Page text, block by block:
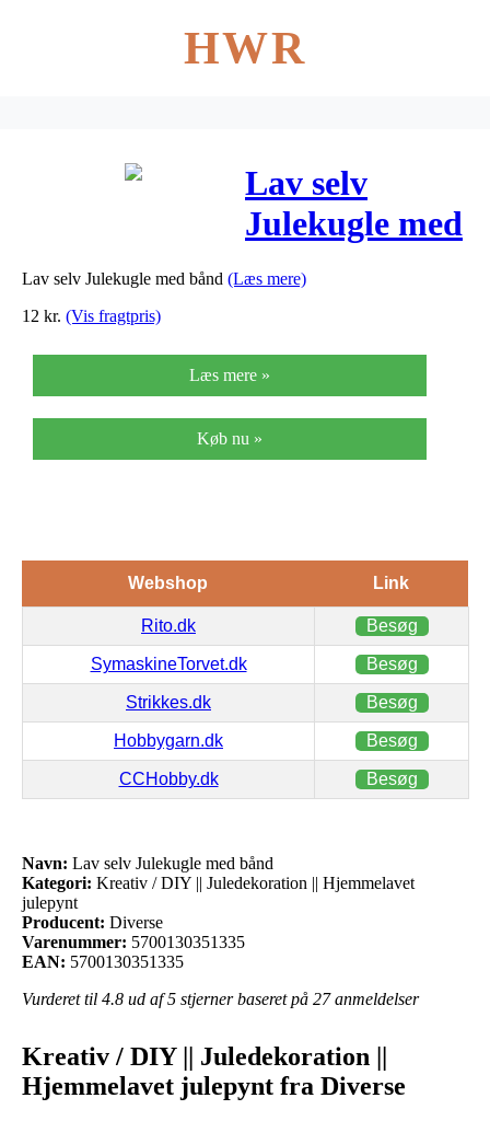
HWR
Lav selv
Julekugle med
bånd
Lav selv Julekugle med bånd (Læs mere)
12 kr. (Vis fragtpris)
Læs mere »
Køb nu »
Webshop Link
Rito.dk Besøg
SymaskineTorvet.dk Besøg
Strikkes.dk Besøg
Hobbygarn.dk Besøg
CCHobby.dk Besøg
Navn: Lav selv Julekugle med bånd
Kategori: Kreativ / DIY || Juledekoration || Hjemmelavet
julepynt
Producent: Diverse
Varenummer: 5700130351335
EAN: 5700130351335
Vurderet til 4.8 ud af 5 stjerner baseret på 27anmeldelser
Kreativ / DIY || Juledekoration ||
Hjemmelavet julepynt fra Diverse